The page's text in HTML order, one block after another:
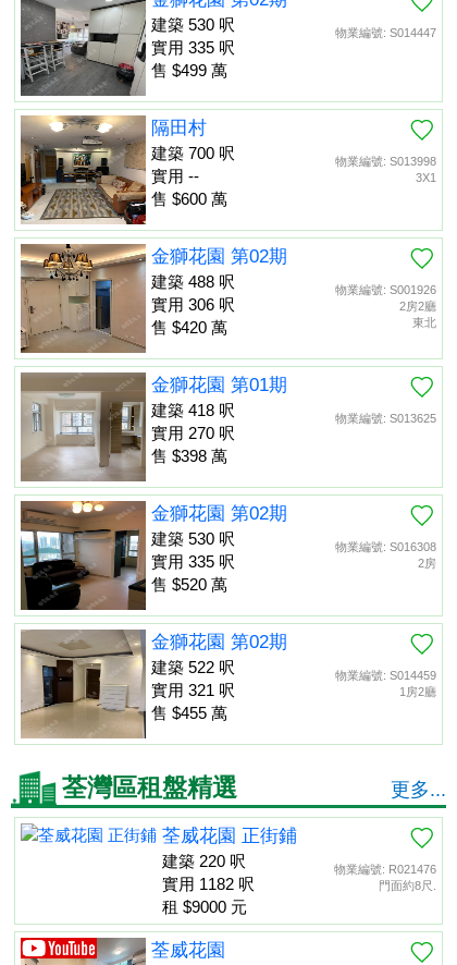
物業編號: S014447
建築 530 呎
實用 335 呎
售 $499 萬
物業編號: S013998
3X1
隔田村
建築 700 呎
實用 --
售 $600 萬
物業編號: S001926
2房2廳
東北
金獅花園 第02期
建築 488 呎
實用 306 呎
售 $420 萬
物業編號: S013625
金獅花園 第01期
建築 418 呎
實用 270 呎
售 $398 萬
物業編號: S016308
2房
金獅花園 第02期
建築 530 呎
實用 335 呎
售 $520 萬
物業編號: S014459
1房2廳
金獅花園 第02期
建築 522 呎
實用 321 呎
售 $455 萬
荃灣區租盤精選 更多...
物業編號: R021476
門面約8尺.
荃威花園 正街鋪
建築 220 呎
實用 1182 呎
租 $9000 元
荃威花園